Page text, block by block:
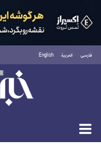
فارسی العربية English
پنجشنبه ۱۵ مرداد ۱۴۰۵